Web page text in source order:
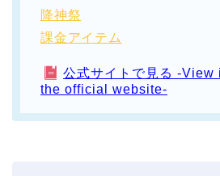
降神祭
課金アイテム
公式サイトで見る -
the official website-